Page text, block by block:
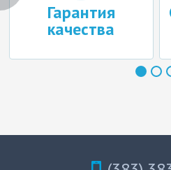
Гарантия
качества